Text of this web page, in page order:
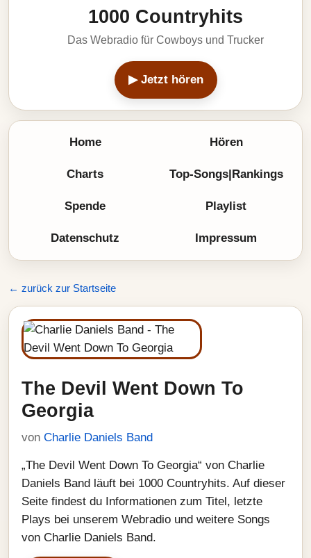
1000 Countryhits
Das Webradio für Cowboys und Trucker
▶ Jetzt hören
Home Hören
Charts Top-Songs|Rankings
Spende Playlist
Datenschutz Impressum
← zurück zur Startseite
The Devil Went Down To
Georgia
von Charlie Daniels Band
„The Devil Went Down To Georgia“ von Charlie
Daniels Band läuft bei 1000 Countryhits. Auf dieser
Seite findest du Informationen zum Titel, letzte
Plays bei unserem Webradio und weitere Songs
von Charlie Daniels Band.